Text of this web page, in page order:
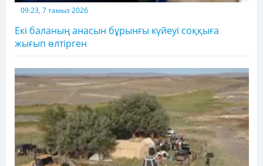
09:23, 7 тамыз 2026
Екі баланың анасын бұрынғы күйеуі соққыға
жығып өлтірген